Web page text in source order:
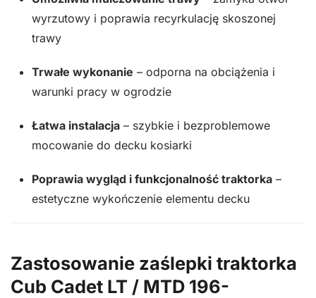
wyrzutowy i poprawia recyrkulację skoszonej
trawy
Trwałe wykonanie – odporna na obciążenia i
warunki pracy w ogrodzie
Łatwa instalacja – szybkie i bezproblemowe
mocowanie do decku kosiarki
Poprawia wygląd i funkcjonalność traktorka –
estetyczne wykończenie elementu decku
Zastosowanie zaślepki traktorka
Cub Cadet LT / MTD 196-